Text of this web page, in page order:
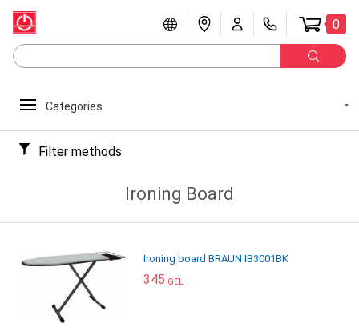
0
Categories
Filter methods
Ironing Board
Ironing board BRAUN IB3001BK
345 GEL